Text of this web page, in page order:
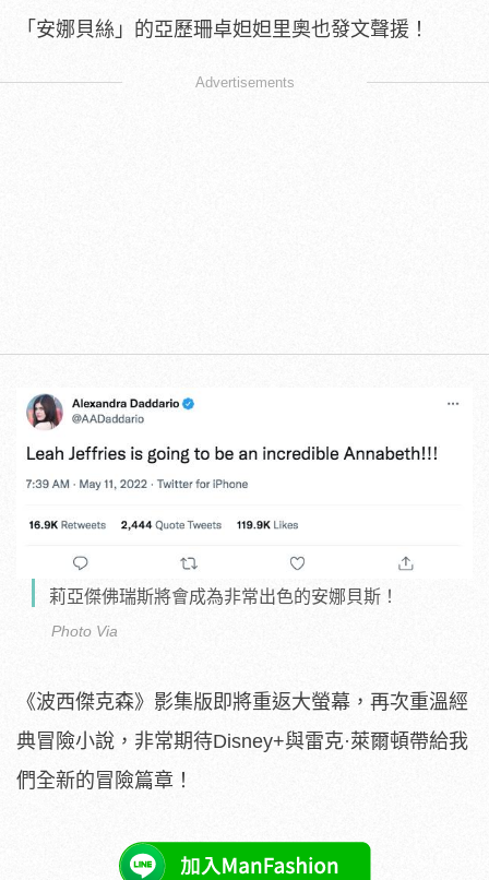
「安娜貝絲」的亞歷珊卓妲妲里奧也發文聲援！
Advertisements
莉亞傑佛瑞斯將會成為非常出色的安娜貝斯！
Photo Via
《波西傑克森》影集版即將重返大螢幕，再次重溫經
典冒險小說，非常期待Disney+與雷克·萊爾頓帶給我
們全新的冒險篇章！